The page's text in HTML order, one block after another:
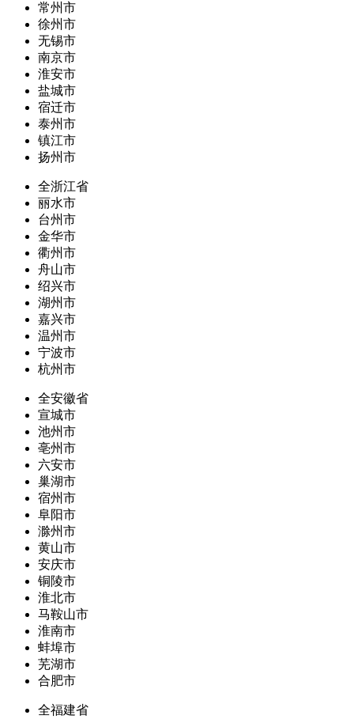
常州市
徐州市
无锡市
南京市
淮安市
盐城市
宿迁市
泰州市
镇江市
扬州市
全浙江省
丽水市
台州市
金华市
衢州市
舟山市
绍兴市
湖州市
嘉兴市
温州市
宁波市
杭州市
全安徽省
宣城市
池州市
亳州市
六安市
巢湖市
宿州市
阜阳市
滁州市
黄山市
安庆市
铜陵市
淮北市
马鞍山市
淮南市
蚌埠市
芜湖市
合肥市
全福建省